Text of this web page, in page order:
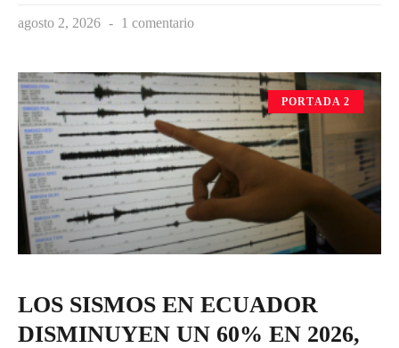
agosto 2, 2026 1 comentario
PORTADA 2
LOS SISMOS EN ECUADOR
DISMINUYEN UN 60% EN 2026,